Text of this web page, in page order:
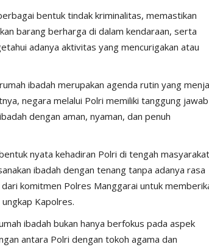
bentuk tindak kriminalitas, memastikan
barang berharga di dalam kendaraan, serta
adanya aktivitas yang mencurigakan atau
ibadah merupakan agenda rutin yang
negara melalui Polri memiliki tanggung jawab
dengan aman, nyaman, dan penuh
nyata kehadiran Polri di tengah
ibadah dengan tenang tanpa adanya rasa
komitmen Polres Manggarai untuk
Kapolres.
ibadah bukan hanya berfokus pada aspek
antara Polri dengan tokoh agama dan